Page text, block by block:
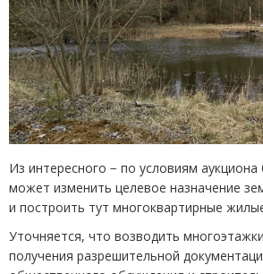
Из интересного − по условиям
может изменить целевое назначение
и построить тут многоквартирные
Уточняется, что возводить
получения разрешительной